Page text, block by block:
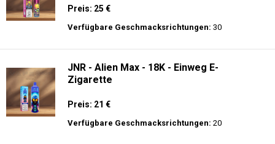
Preis: 25 €
Verfügbare Geschmacksrichtungen: 30
JNR - Alien Max - 18K - Einweg E-
Zigarette
Preis: 21 €
Verfügbare Geschmacksrichtungen: 20